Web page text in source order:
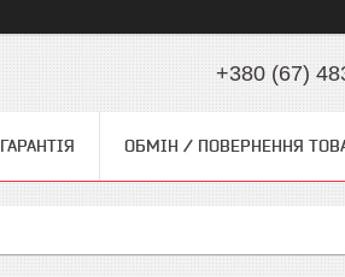
+380 (67)
ГАРАНТІЯ ОБМІН / ПОВЕРНЕННЯ